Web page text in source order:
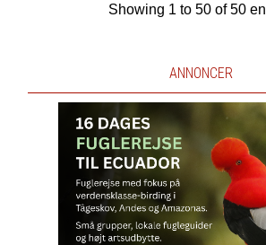
Showing 1 to 50 of 50
ANNONCER